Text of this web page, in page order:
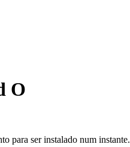
O
para ser instalado num instante.